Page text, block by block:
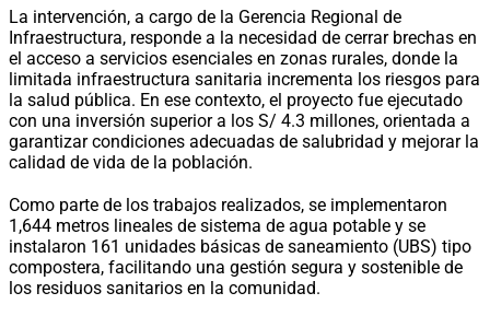
La intervención, a cargo de la Gerencia Regional de
Infraestructura, responde a la necesidad de cerrar brechas en
el acceso a servicios esenciales en zonas rurales, donde la
limitada infraestructura sanitaria incrementa los riesgos para
la salud pública. En ese contexto, el proyecto fue ejecutado
con una inversión superior a los S/ 4.3 millones, orientada a
garantizar condiciones adecuadas de salubridad y mejorar la
calidad de vida de la población.
Como parte de los trabajos realizados, se implementaron
1,644 metros lineales de sistema de agua potable y se
instalaron 161 unidades básicas de saneamiento (UBS) tipo
compostera, facilitando una gestión segura y sostenible de
los residuos sanitarios en la comunidad.